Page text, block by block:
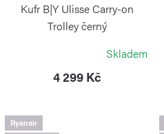
Kufr B|Y Ulisse Carry-on
Trolley černý
Skladem
4 299 Kč
Ryanair